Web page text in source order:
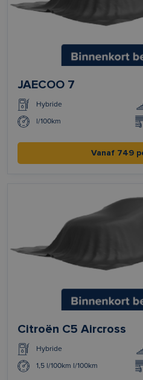
JAECOO 7
Hybride
l/100km
Vanaf 749
Citroën C5 Aircross
Hybride
1,5 l/100km l/100km